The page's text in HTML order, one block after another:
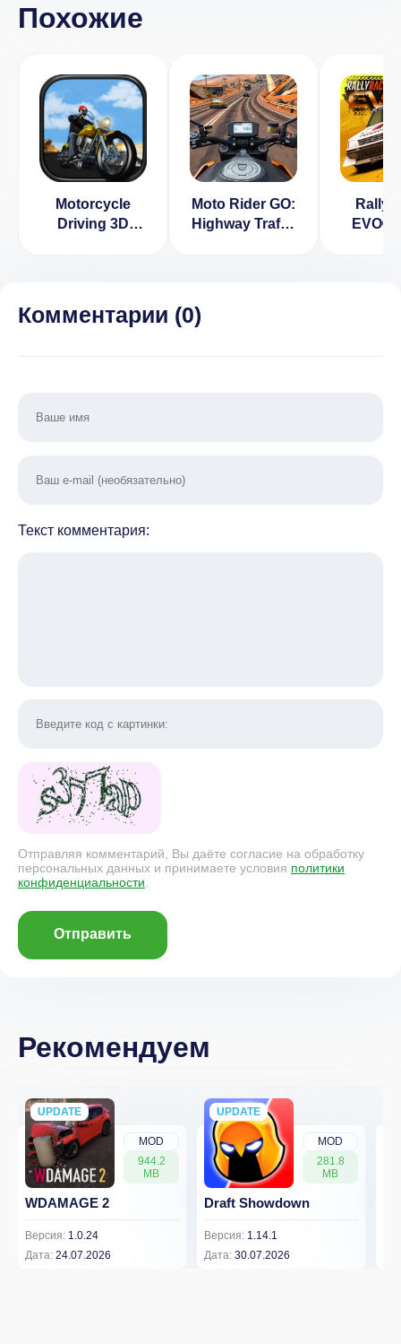
Похожие
Motorcycle
Driving 3D
Moto Rider GO:
Highway Traffic
Rally
EVO®
Комментарии (0)
Текст комментария:
Отправляя комментарий, Вы даёте согласие на обработку
персональных данных и принимаете условия политики
конфиденциальности
Отправить
Рекомендуем
MOD
944.2
MB
UPDATE
NEW
WDAMAGE 2
Версия: 1.0.24
Дата: 24.07.2026
MOD
281.8
MB
UPDATE
NEW
Draft Showdown
Версия: 1.14.1
Дата: 30.07.2026